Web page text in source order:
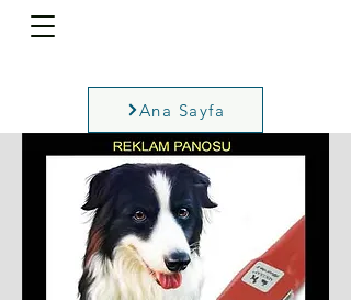
Ana Sayfa